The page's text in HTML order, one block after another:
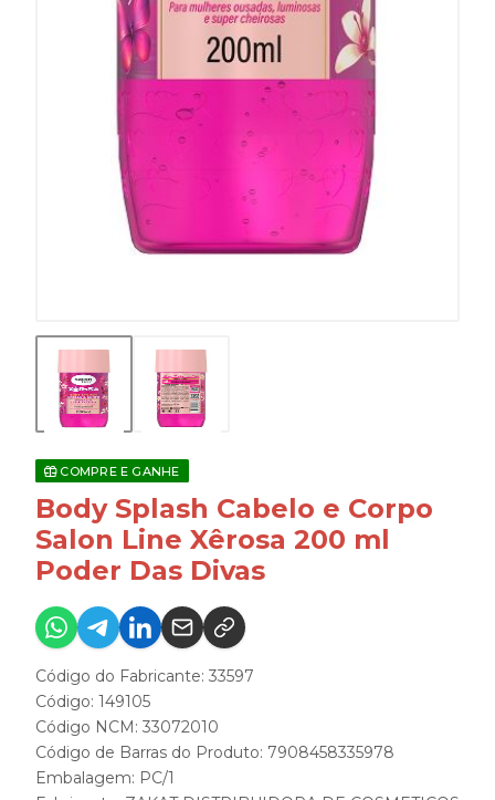
COMPRE E GANHE
Body Splash Cabelo e Corpo
Salon Line Xêrosa 200 ml
Poder Das Divas
Código do Fabricante: 33597
Código: 149105
Código NCM: 33072010
Código de Barras do Produto: 7908458335978
Embalagem: PC/1